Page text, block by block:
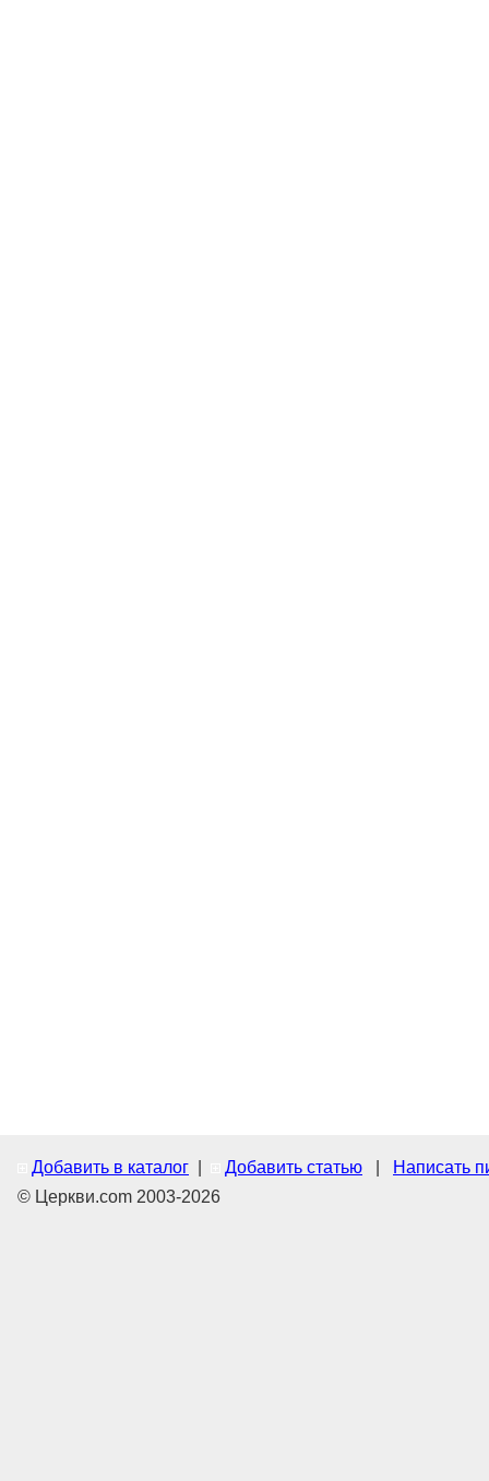
Добавить в каталог Добавить статью
Написать
© Церкви.com 2003-2026